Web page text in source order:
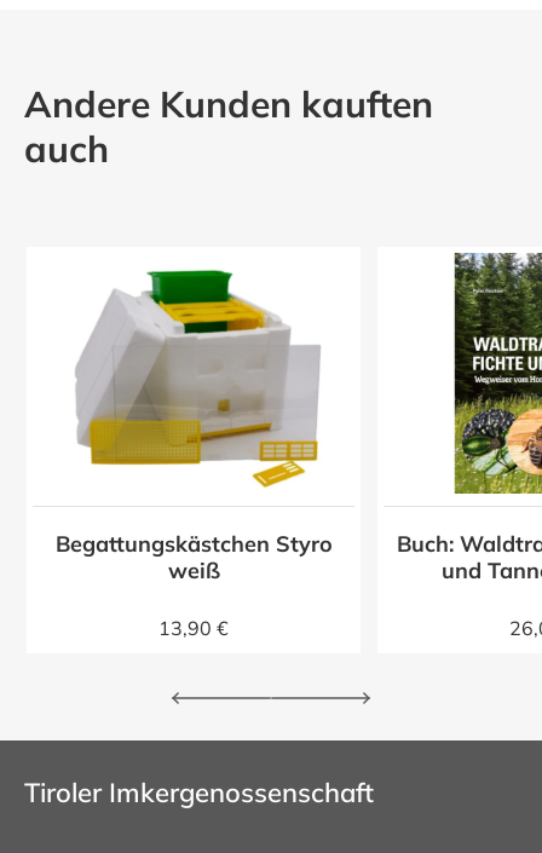
Andere Kunden kauften
auch
Begattungskästchen Styro
weiß
13,90 €
Buch:
und
Tiroler Imkergenossenschaft